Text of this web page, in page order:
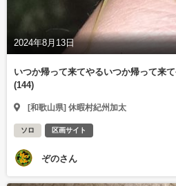
2024年8月13日
いつか帰って来てやるいつか帰って来
(144)
[和歌山県] 休暇村紀州加太
ソロ 区画サイト
ぞのさん